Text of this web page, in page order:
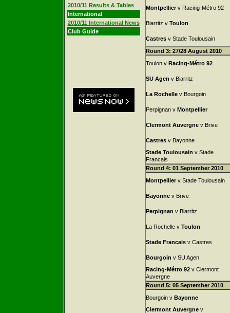
2010/11 Results & Tables
International
2010/11 International News
Club Guide
Montpellierv Racing-Métro 92
Biarritz v Toulon
Castresv Stade Toulousain
Round 3: 27/28 August 2010
Toulon v Racing-Métro 92
SU Agen v Biarritz
La Rochellev Bourgoin
Perpignan v Montpellier
Clermont Auvergnev Brive
Castresv Bayonne
Stade Toulousain v Stade
Francais
Round 4: 01 September 2010
Montpellierv Stade Toulousain
Bayonnev Brive
Perpignan v Biarritz
La Rochelle v Toulon
Stade Francaisv Castres
Bourgoin v SU Agen
Racing-Métro 92v Clermont
Auvergne
Round 5: 05 September 2010
Bourgoin v Bayonne
Clermont Auvergnev